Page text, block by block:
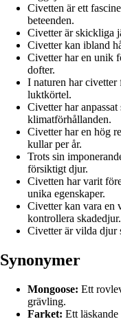
Civetten är ett
beteenden.
Civetter är skickliga
Civetter kan ibland
Civetter har en unik
dofter.
I naturen har civetter
luktkörtel.
Civetter har
klimatförhållanden.
Civetter har en hög
kullar per år.
Trots sin
försiktigt djur.
Civetten har varit
unika egenskaper.
Civetter kan vara en
kontrollera skadedjur.
Civetter är vilda djur
Synonymer
Mongoose: Ett
grävling.
Farket: Ett